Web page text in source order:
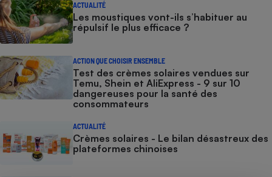
ACTUALITÉ
Les moustiques vont-ils s’habituer au
répulsif le plus efficace ?
ACTION QUE CHOISIR ENSEMBLE
Test des crèmes solaires vendues sur
Temu, Shein et AliExpress - 9 sur 10
dangereuses pour la santé des
consommateurs
ACTUALITÉ
Crèmes solaires - Le bilan désastreux des
plateformes chinoises